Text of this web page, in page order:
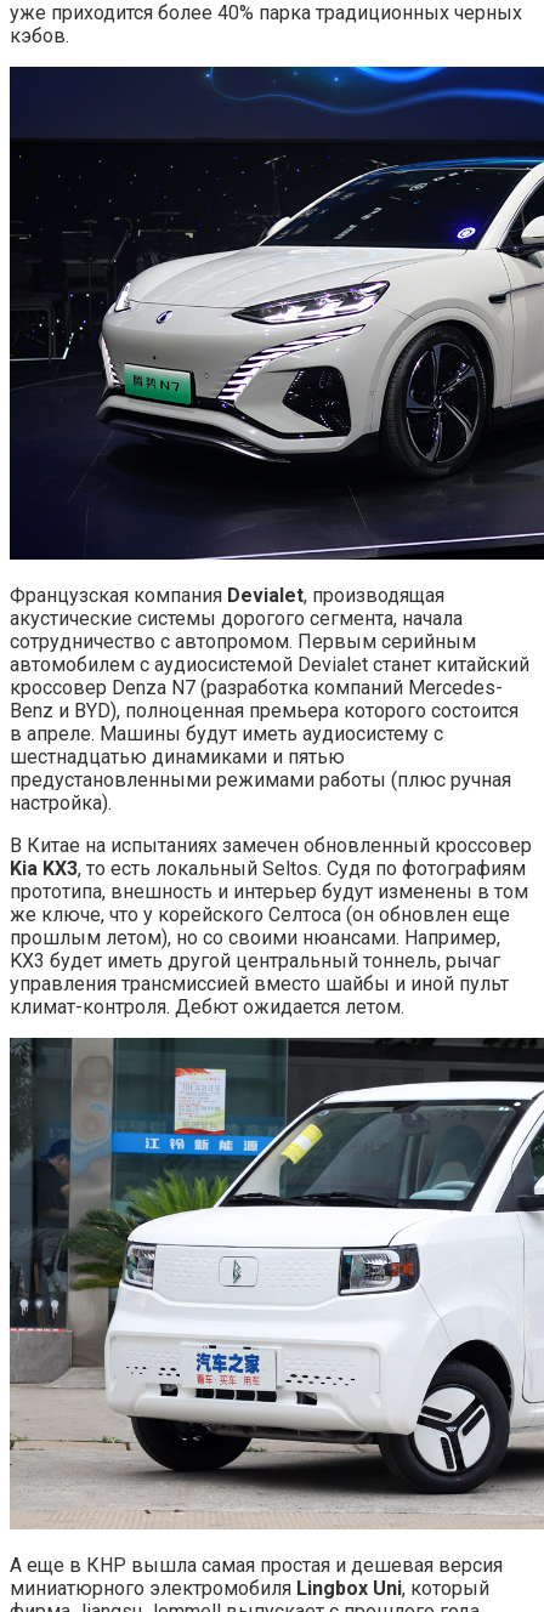
уже приходится более 40% парка традиционных черных
кэбов.
Французская компания Devialet, производящая
акустические системы дорогого сегмента, начала
сотрудничество с автопромом. Первым серийным
автомобилем с аудиосистемой Devialet станет китайский
кроссовер Denza N7 (разработка компаний Mercedes-
Benz и BYD), полноценная премьера которого состоится
в апреле. Машины будут иметь аудиосистему с
шестнадцатью динамиками и пятью
предустановленными режимами работы (плюс ручная
настройка).
В Китае на испытаниях замечен обновленный кроссовер
Kia KX3, то есть локальный Seltos. Судя по фотографиям
прототипа, внешность и интерьер будут изменены в том
же ключе, что у корейского Селтоса (он обновлен еще
прошлым летом), но со своими нюансами. Например,
KX3 будет иметь другой центральный тоннель, рычаг
управления трансмиссией вместо шайбы и иной пульт
климат-контроля. Дебют ожидается летом.
А еще в КНР вышла самая простая и дешевая версия
миниатюрного электромобиля Lingbox Uni, который